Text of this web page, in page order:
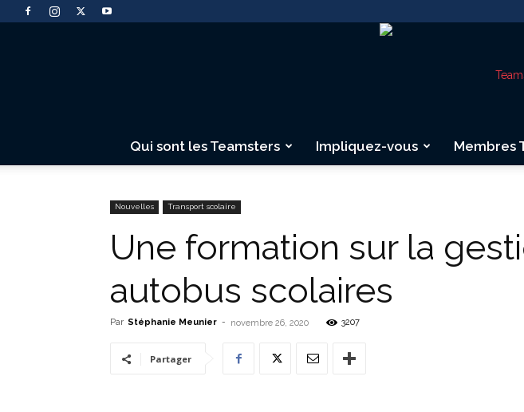
Qui sont les Teamsters Impliquez-vous Membres
Nouvelles Transport scolaire
Une formation sur la
autobus scolaires
Par Stéphanie Meunier - novembre 26, 2020 3207
Partager